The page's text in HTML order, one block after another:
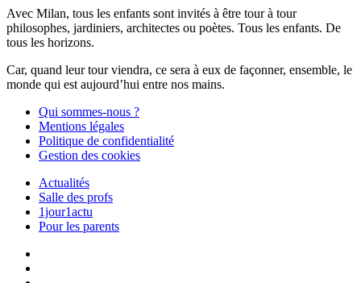
Avec Milan, tous les enfants sont invités à être tour à tour
philosophes, jardiniers, architectes ou poètes. Tous les enfants. De
tous les horizons.
Car, quand leur tour viendra, ce sera à eux de façonner, ensemble, le
monde qui est aujourd’hui entre nos mains.
Qui sommes-nous ?
Mentions légales
Politique de confidentialité
Gestion des cookies
Actualités
Salle des profs
1jour1actu
Pour les parents